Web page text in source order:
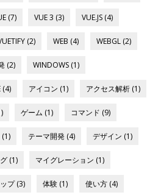
(7) VUE 3 (3) VUE.JS (4)
(2) WEB (4) WEBGL (2)
(2) WINDOWS (1)
(4) アイコン (1) アクセス解析 (1)
ゲーム (1) コマンド (9)
テーマ開発 (4) デザイン (1)
(1) マイグレーション (1)
プ (3) 体験 (1) 使い方 (4)